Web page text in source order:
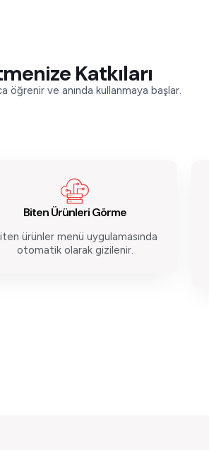
Katkıları
öğrenir ve anında kullanmaya başlar.
Biten Ürünleri Görme
ürünler menü uygulamasında
otomatik olarak gizilenir.